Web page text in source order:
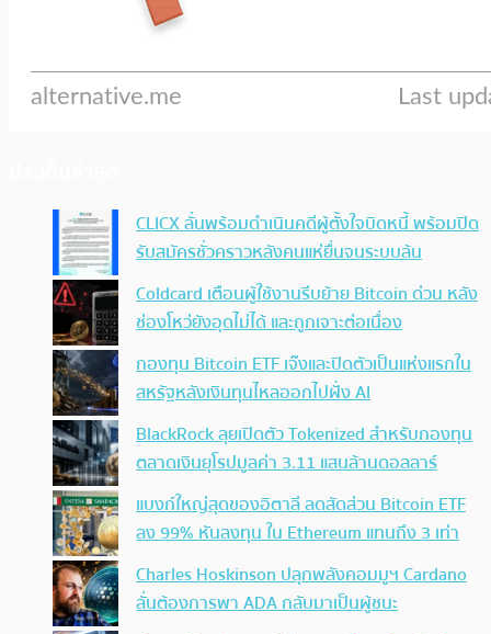
CLICX ลั่นพร้อมดำเนินคดีผู้ตั้งใจบิดหนี้ พร้อมปิด
รับสมัครชั่วคราวหลังคนแห่ยื่นจนระบบล้น
Coldcard เตือนผู้ใช้งานรีบย้าย Bitcoin ด่วน หลัง
ช่องโหว่ยังอุดไม่ได้ และถูกเจาะต่อเนื่อง
กองทุน Bitcoin ETF เจ๊งและปิดตัวเป็นแห่งแรกใน
สหรัฐหลังเงินทุนไหลออกไปฝั่ง AI
BlackRock ลุยเปิดตัว Tokenized สำหรับกองทุน
ตลาดเงินยุโรปมูลค่า 3.11 แสนล้านดอลลาร์
แบงก์ใหญ่สุดของอิตาลี ลดสัดส่วน Bitcoin ETF
ลง 99% หันลงทุน ใน Ethereum แทนถึง 3 เท่า
Charles Hoskinson ปลุกพลังคอมมูฯ Cardano
ลั่นต้องการพา ADA กลับมาเป็นผู้ชนะ